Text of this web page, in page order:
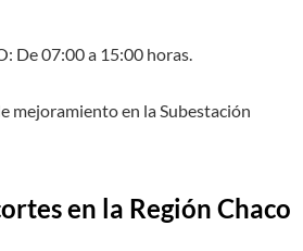
De 07:00 a 15:00 horas.
mejoramiento en la Subestación
en la Región Chaco